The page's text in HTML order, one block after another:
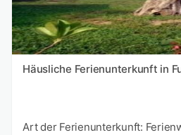
Häusliche Ferienunterkunft in
Art der Ferienunterkunft: